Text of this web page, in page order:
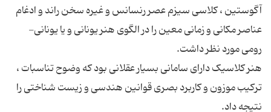
آگوستین ، کلاسی سیزم عصر رنسانس و غیره سخن راند و ادغام
عناصر مکانی و زمانی معین را در الگوی هنر یونانی و یا یونانی-
هنر کلاسیک دارای سامانی بسیار عقلانی بود که وضوح تناسبات ،
ترکیب موزون و کاربرد بصری قوانین هندسی و زیست شناختی را